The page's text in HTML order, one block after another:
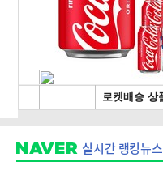
실시간 랭킹뉴스